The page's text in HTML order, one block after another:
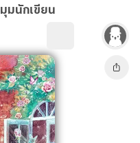
มุมนักเขียน